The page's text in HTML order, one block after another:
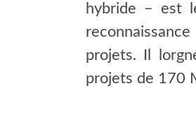
hybride – est
projets. Il
projets de 170